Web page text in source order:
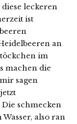
leckeren
ist
an
im
machen die
sagen
schmecken
also ran